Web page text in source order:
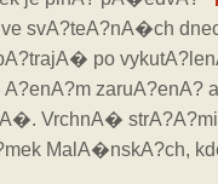
svA?teA?nA�ch
po
zaruA?enA?
VrchnA�
MalA�nskA?ch,